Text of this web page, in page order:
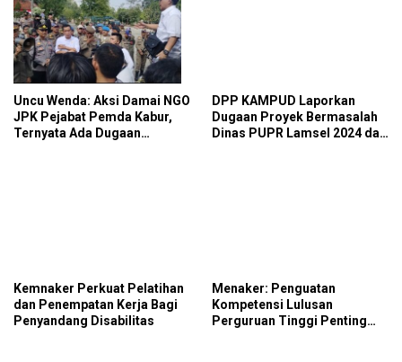
Uncu Wenda: Aksi Damai NGO
JPK Pejabat Pemda Kabur,
Ternyata Ada Dugaan
DPP KAMPUD Laporkan
Dugaan Proyek Bermasalah
Dinas PUPR Lamsel 2024 dan
Kemnaker Perkuat Pelatihan
dan Penempatan Kerja Bagi
Penyandang Disabilitas
Menaker: Penguatan
Kompetensi Lulusan
Perguruan Tinggi Penting